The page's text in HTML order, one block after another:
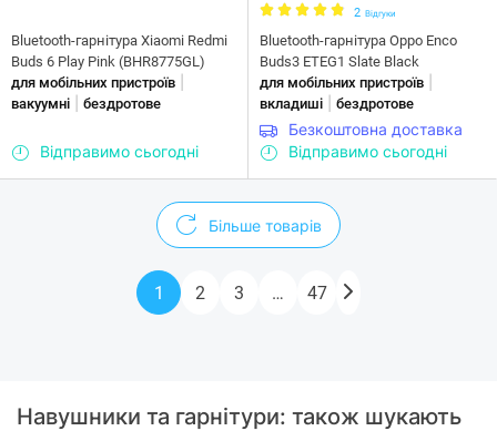
Bluetooth-гарнітура Xiaomi Redmi
Buds 6 Play Pink (BHR8775GL)
для мобільних пристроїв
вакуумні бездротове
Відправимо сьогодні
2 Відгуки
Bluetooth-гарнітура Oppo Enco
Buds3 ETEG1 Slate Black
для мобільних пристроїв
вкладиші бездротове
Безкоштовна доставка
Відправимо сьогодні
Більше товарів
1 2 3 … 47
Навушники та гарнітури: також шукають